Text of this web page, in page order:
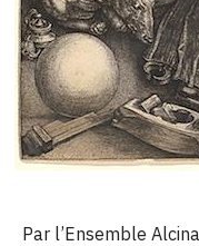
Par l’Ensemble Alcina